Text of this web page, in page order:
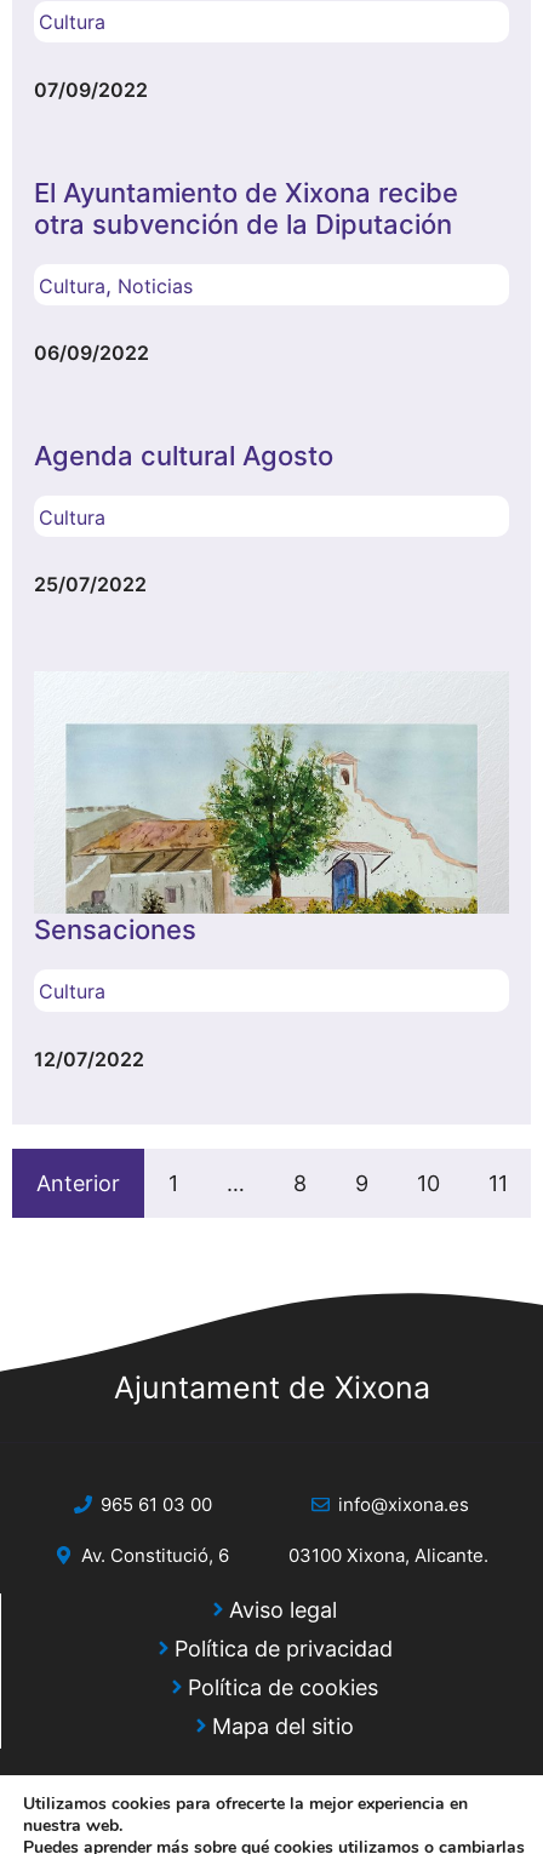
Cultura
07/09/2022
El Ayuntamiento de Xixona recibe
otra subvención de la Diputación
Cultura, Noticias
06/09/2022
Agenda cultural Agosto
Cultura
25/07/2022
Sensaciones
Cultura
12/07/2022
Anterior 1 … 8 9 10 11
Ajuntament de Xixona
965 61 03 00 info@xixona.es
Av. Constitució, 6 03100 Xixona, Alicante.
Aviso legal
Política de privacidad
Política de cookies
Mapa del sitio
Utilizamos cookies para ofrecerte la mejor experiencia en
nuestra web.
Puedes aprender más sobre qué cookies utilizamos o cambiarlas